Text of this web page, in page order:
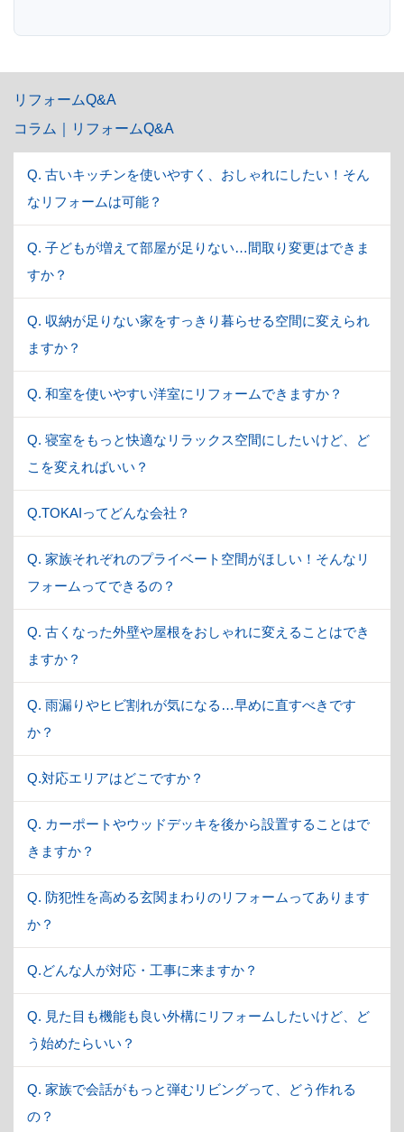
リフォームQ&A
コラム｜リフォームQ&A
Q. 古いキッチンを使いやすく、おしゃれにしたい！そん
なリフォームは可能？
Q. 子どもが増えて部屋が足りない…間取り変更はできま
すか？
Q. 収納が足りない家をすっきり暮らせる空間に変えられ
ますか？
Q. 和室を使いやすい洋室にリフォームできますか？
Q. 寝室をもっと快適なリラックス空間にしたいけど、ど
こを変えればいい？
Q.TOKAIってどんな会社？
Q. 家族それぞれのプライベート空間がほしい！そんなリ
フォームってできるの？
Q. 古くなった外壁や屋根をおしゃれに変えることはでき
ますか？
Q. 雨漏りやヒビ割れが気になる…早めに直すべきです
か？
Q.対応エリアはどこですか？
Q. カーポートやウッドデッキを後から設置することはで
きますか？
Q. 防犯性を高める玄関まわりのリフォームってあります
か？
Q.どんな人が対応・工事に来ますか？
Q. 見た目も機能も良い外構にリフォームしたいけど、ど
う始めたらいい？
Q. 家族で会話がもっと弾むリビングって、どう作れる
の？